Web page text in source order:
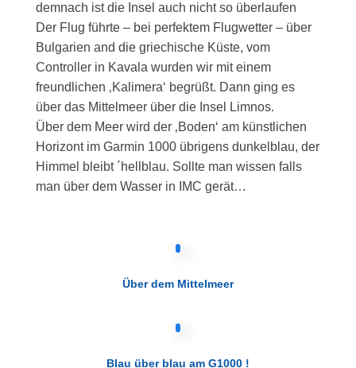
demnach ist die Insel auch nicht so überlaufen
Der Flug führte – bei perfektem Flugwetter – über
Bulgarien and die griechische Küste, vom
Controller in Kavala wurden wir mit einem
freundlichen ‚Kalimera‘ begrüßt. Dann ging es
über das Mittelmeer über die Insel Limnos.
Über dem Meer wird der ‚Boden‘ am künstlichen
Horizont im Garmin 1000 übrigens dunkelblau, der
Himmel bleibt ´hellblau. Sollte man wissen falls
man über dem Wasser in IMC gerät…
Über dem Mittelmeer
Blau über blau am G1000 !